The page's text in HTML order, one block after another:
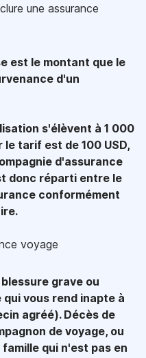
une assurance
est le montant que le
d'un
s'élèvent à 1 000
le tarif est de 100 USD,
d'assurance
donc réparti entre le
conformément
voyage
grave ou
vous rend inapte à
agréé). Décès de
de voyage, ou
qui n'est pas en